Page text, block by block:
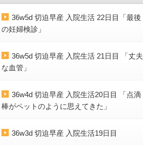
36w5d 切迫早産 入院生活 22日目「最後
の妊婦検診」
36w5d 切迫早産 入院生活 21日目 「丈夫
な血管」
36w4d 切迫早産 入院生活20日目 「点滴
棒がペットのように思えてきた」
36w3d 切迫早産 入院生活19日目